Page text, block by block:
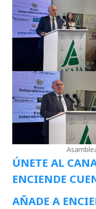
ÚNETE AL
ENCIENDE
AÑADE A